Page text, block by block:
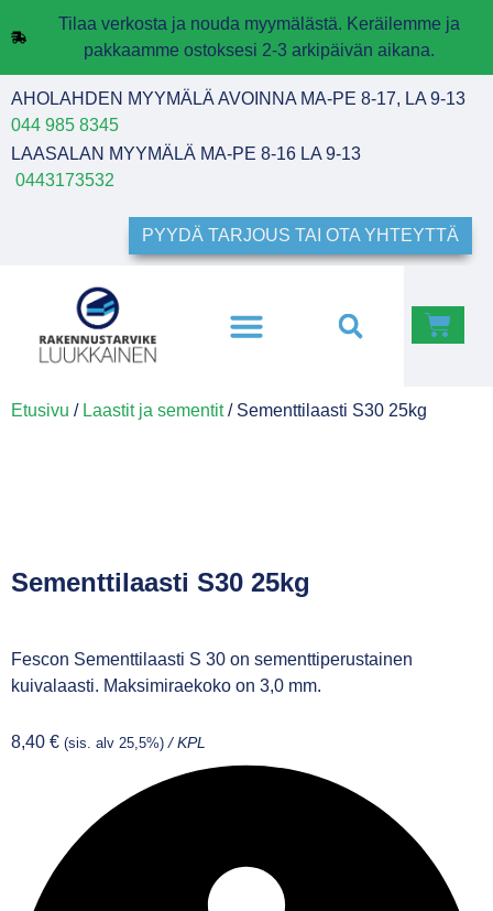
Tilaa verkosta ja nouda myymälästä. Keräilemme ja
pakkaamme ostoksesi 2-3 arkipäivän aikana.
AHOLAHDEN MYYMÄLÄ AVOINNA MA-PE 8-17, LA 9-13
044 985 8345
LAASALAN MYYMÄLÄ MA-PE 8-16 LA 9-13
0443173532
PYYDÄ TARJOUS TAI OTA YHTEYTTÄ
Etusivu / Laastit ja sementit/ Sementtilaasti S30 25kg
Sementtilaasti S30 25kg
Fescon Sementtilaasti S 30 on sementtiperustainen
kuivalaasti. Maksimiraekoko on 3,0 mm.
8,40 € (sis. alv 25,5%) / KPL